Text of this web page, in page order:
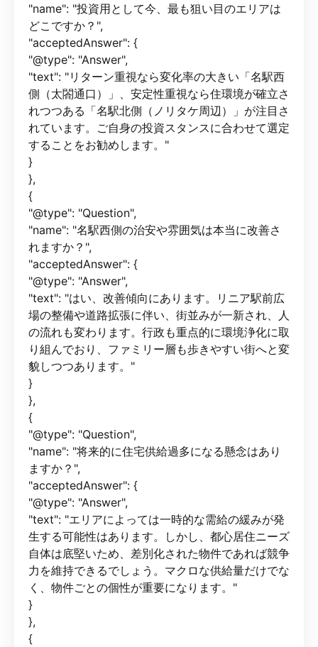
"name": "投資用として今、最も狙い目のエリアは
どこですか？",
"acceptedAnswer": {
"@type": "Answer",
"text": "リターン重視なら変化率の大きい「名駅西
側（太閤通口）」、安定性重視なら住環境が確立さ
れつつある「名駅北側（ノリタケ周辺）」が注目さ
れています。ご自身の投資スタンスに合わせて選定
することをお勧めします。"
}
},
{
"@type": "Question",
"name": "名駅西側の治安や雰囲気は本当に改善さ
れますか？",
"acceptedAnswer": {
"@type": "Answer",
"text": "はい、改善傾向にあります。リニア駅前広
場の整備や道路拡張に伴い、街並みが一新され、人
の流れも変わります。行政も重点的に環境浄化に取
り組んでおり、ファミリー層も歩きやすい街へと変
貌しつつあります。"
}
},
{
"@type": "Question",
"name": "将来的に住宅供給過多になる懸念はあり
ますか？",
"acceptedAnswer": {
"@type": "Answer",
"text": "エリアによっては一時的な需給の緩みが発
生する可能性はあります。しかし、都心居住ニーズ
自体は底堅いため、差別化された物件であれば競争
力を維持できるでしょう。マクロな供給量だけでな
く、物件ごとの個性が重要になります。"
}
},
{